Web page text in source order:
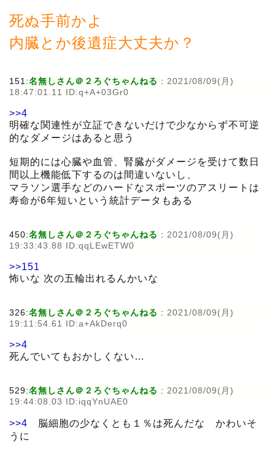
死ぬ手前かよ
内臓とか後遺症大丈夫か？
151:名無しさん＠２ろぐちゃんねる : 2021/08/09(月)
18:47:01.11 ID:q+A+03Gr0
>>4
明確な関連性が立証できないだけで少なからず不可逆
的なダメージはあると思う
短期的には心臓や血管、腎臓がダメージを受けて数日
間以上機能低下するのは間違いないし、
マラソン選手などのハードなスポーツのアスリートは
寿命が6年短いという統計データもある
450:名無しさん＠２ろぐちゃんねる : 2021/08/09(月)
19:33:43.88 ID:qqLEwETW0
>>151
怖いな 次の五輪出れるんかいな
326:名無しさん＠２ろぐちゃんねる : 2021/08/09(月)
19:11:54.61 ID:a+AkDerq0
>>4
死んでいてもおかしくない…
529:名無しさん＠２ろぐちゃんねる : 2021/08/09(月)
19:44:08.03 ID:iqqYnUAE0
>>4 脳細胞の少なくとも１％は死んだな かわいそ
うに